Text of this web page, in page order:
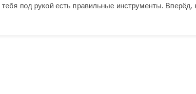
тебя под рукой есть правильные инструменты.